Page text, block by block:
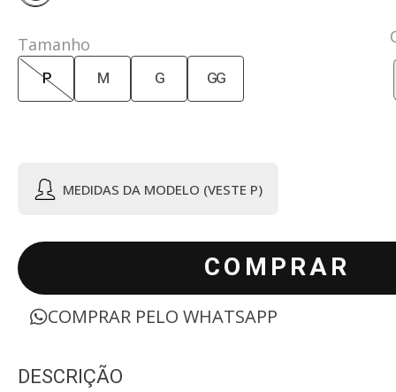
Tamanho
P M G GG
MEDIDAS DA MODELO (VESTE P)
COMPRAR
COMPRAR PELO WHATSAPP
DESCRIÇÃO